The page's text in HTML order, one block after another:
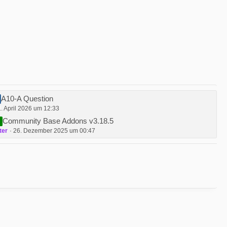
A10-A Question
April 2026 um 12:33
Community Base Addons v3.18.5
26. Dezember 2025 um 00:47